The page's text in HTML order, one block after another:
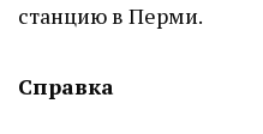
станцию в Перми.
Справка